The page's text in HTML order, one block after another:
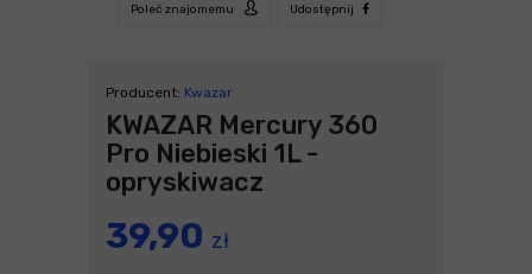
Poleć znajomemu Udostępnij
Producent: Kwazar
KWAZAR Mercury 360
Pro Niebieski 1L -
opryskiwacz
39,90 zł